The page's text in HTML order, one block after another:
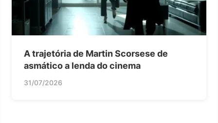
A trajetória de Martin Scorsese de
asmático a lenda do cinema
31/07/2026